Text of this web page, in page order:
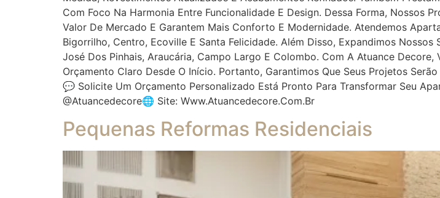
Com Foco Na Harmonia Entre Funcionalidade E Design. Dessa Forma, Nossos
Valor De Mercado E Garantem Mais Conforto E Modernidade. Atendemos
Bigorrilho, Centro, Ecoville E Santa Felicidade. Além Disso, Expandimos
José Dos Pinhais, Araucária, Campo Largo E Colombo. Com A Atuance
Orçamento Claro Desde O Início. Portanto, Garantimos Que Seus Projetos
💬 Solicite Um Orçamento Personalizado Está Pronto Para Transformar Seu
@atuancedecore🌐 Site: Www.atuancedecore.com.br
Pequenas Reformas Residenciais